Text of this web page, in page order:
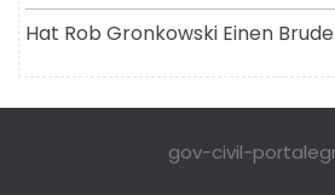
Hat Rob Gronkowski Einen
gov-civil-